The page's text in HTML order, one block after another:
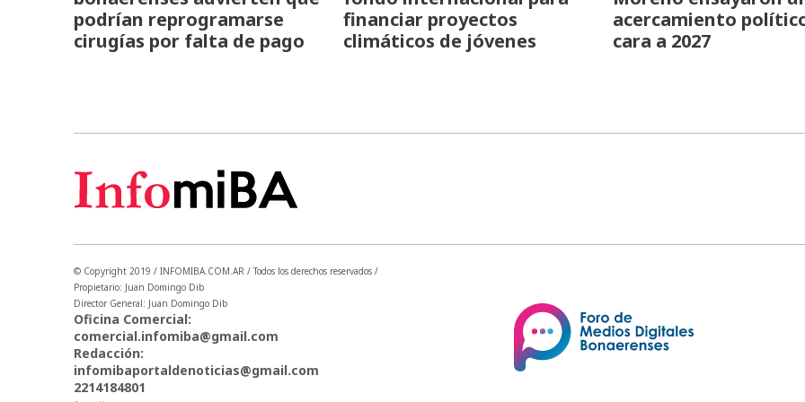
podrían reprogramarse
cirugías por falta de pago
financiar proyectos
climáticos de jóvenes
acercamiento
cara a 2027
© Copyright 2019 / INFOMIBA.COM.AR / Todos los derechos reservados /
Propietario: Juan Domingo Dib
Director General: Juan Domingo Dib
Oficina Comercial:
comercial.infomiba@gmail.com
Redacción:
infomibaportaldenoticias@gmail.com
2214184801